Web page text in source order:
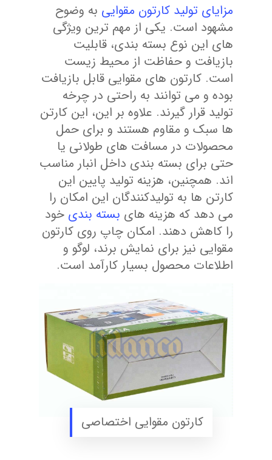
مزایای تولید کارتون مقوایی به وضوح
مشهود است. یکی از مهم ترین ویژگی
های این نوع بسته بندی، قابلیت
بازیافت و حفاظت از محیط زیست
است. کارتون های مقوایی قابل بازیافت
بوده و می توانند به راحتی در چرخه
تولید قرار گیرند. علاوه بر این، این کارتن
ها سبک و مقاوم هستند و برای حمل
محصولات در مسافت های طولانی یا
حتی برای بسته بندی داخل انبار مناسب
اند. همچنین، هزینه تولید پایین این
کارتن ها به تولیدکنندگان این امکان را
می دهد که هزینه های بسته بندی خود
را کاهش دهند. امکان چاپ روی کارتون
مقوایی نیز برای نمایش برند، لوگو و
اطلاعات محصول بسیار کارآمد است.
کارتون مقوایی اختصاصی